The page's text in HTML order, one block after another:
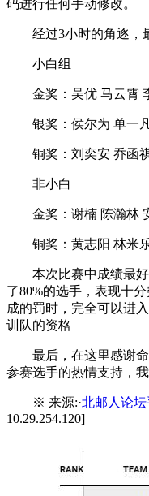
码进行任何手动修改。
经过3小时的角逐，
小白组
金奖：吴优 马云霄
银奖：侯尔为 单一
铜奖：刘奕安 乔函
非小白
金奖：谢楠 陈瀚林
铜奖：黄志阳 林米
本次比赛中成绩最
了80%的选手，表现十
成的罚时，完全可以进
训队的资格
最后，在这里感谢
参赛选手的热情支持，
※ 来源:·北邮人论
10.29.254.120]